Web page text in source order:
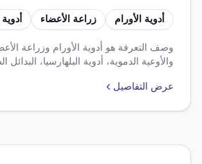
البلهارسيا البدائل الصناعية للبلازما
أدوية الأمراض المستعصية المزمنة
النفسية العصبية تحتوي على
بسودوأيفيدرين أملاحه غير مهيأة
بجرعات محددة أشكال عبوات
أدوية الأورام زراعة الأعضاء
وصف التعرفة هو أدوية الأورام وزراعة
والأوعية الدموية، أدوية البلهارسيا، البدائل
عرض التفاصيل